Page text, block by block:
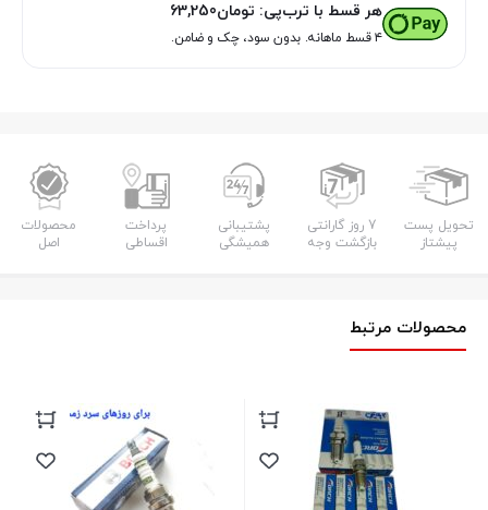
هر قسط با ترب‌پی: تومان63,250
۴ قسط ماهانه. بدون سود، چک و ضامن.
تحویل پست
پیشتاز
7 روز گارانتی
بازگشت وجه
پشتیبانی
همیشگی
پرداخت
اقساطی
محصولات
اصل
محصولات مرتبط